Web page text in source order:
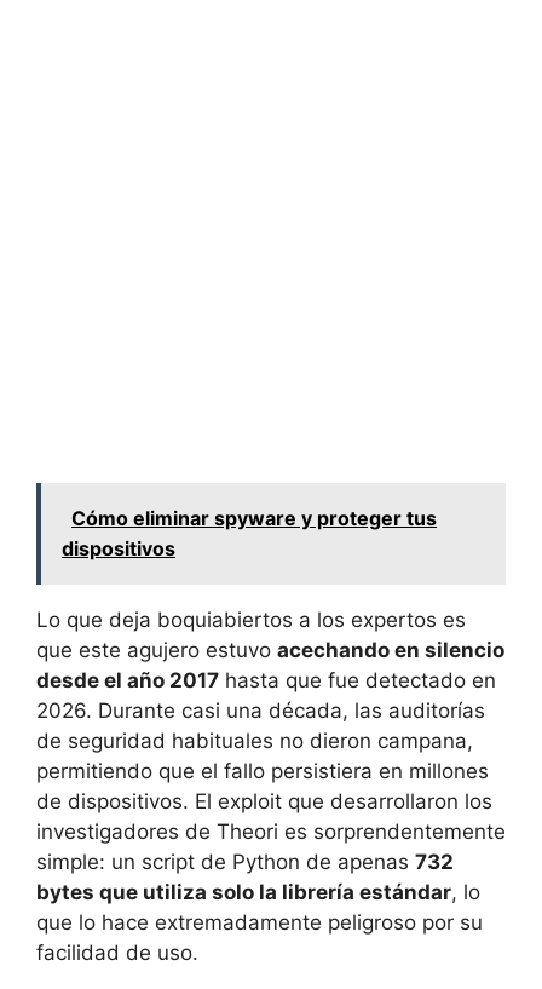
Cómo eliminar spyware y proteger tus
dispositivos
Lo que deja boquiabiertos a los expertos es
que este agujero estuvo acechando en silencio
desde el año 2017 hasta que fue detectado en
2026. Durante casi una década, las auditorías
de seguridad habituales no dieron campana,
permitiendo que el fallo persistiera en millones
de dispositivos. El exploit que desarrollaron los
investigadores de Theori es sorprendentemente
simple: un script de Python de apenas 732
bytes que utiliza solo la librería estándar, lo
que lo hace extremadamente peligroso por su
facilidad de uso.